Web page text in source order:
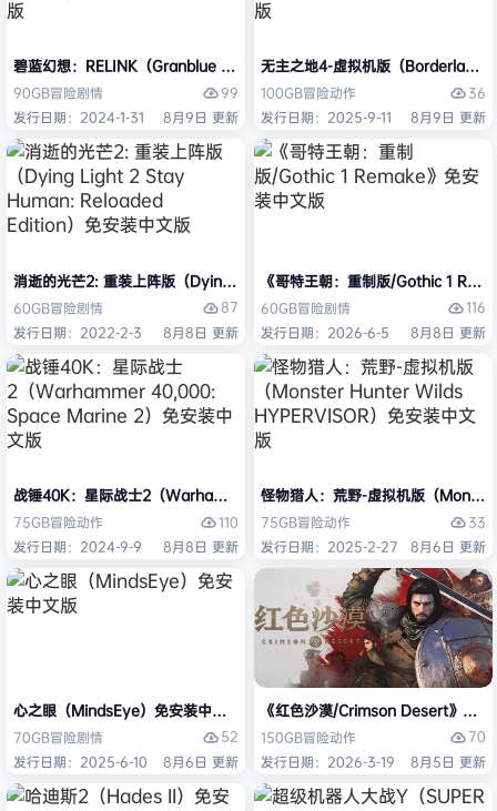
碧蓝幻想：RELINK（Granblue Fantasy: Relink）免安装中文版
90GB冒险剧情
99
发行日期：2024-1-31
8月9日 更新
无主之地4-虚拟机版（Borderlands
100GB冒险动作
36
发行日期：2025-9-11
8月9日 更新
消逝的光芒2: 重装上阵版（Dying Light 2 Stay Human: Reloaded
60GB冒险剧情
87
发行日期：2022-2-3
8月8日 更新
《哥特王朝：重制版/Gothic 1
60GB冒险剧情
116
发行日期：2026-6-5
8月8日 更新
战锤40K：星际战士2（Warhammer 40,000: Space Marine 2）免安装
75GB冒险动作
110
发行日期：2024-9-9
8月8日 更新
怪物猎人：荒野-虚拟机版（
75GB冒险动作
33
发行日期：2025-2-27
8月6日 更新
心之眼（MindsEye）免安装中文版
70GB冒险剧情
52
发行日期：2025-6-10
8月6日 更新
《红色沙漠/Crimson Desert》免安
150GB冒险动作
70
发行日期：2026-3-19
8月5日 更新